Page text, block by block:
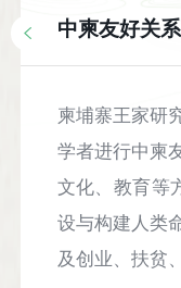
中柬友好关
柬埔寨王家研
学者进行中柬
文化、教育等
设与构建人类
及创业、扶贫